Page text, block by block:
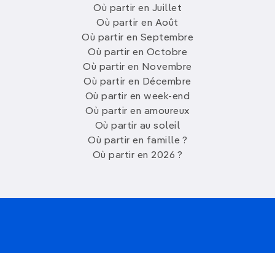
Où partir en Juillet
Où partir en Août
Où partir en Septembre
Où partir en Octobre
Où partir en Novembre
Où partir en Décembre
Où partir en week-end
Où partir en amoureux
Où partir au soleil
Où partir en famille ?
Où partir en 2026 ?